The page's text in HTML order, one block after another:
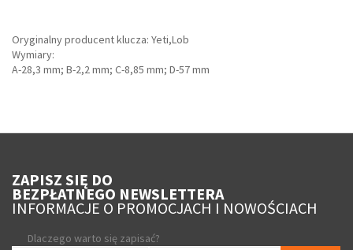
Oryginalny producent klucza: Yeti,Lob
Wymiary:
A-28,3 mm; B-2,2 mm; C-8,85 mm; D-57 mm
ZAPISZ SIĘ DO
BEZPŁATNEGO NEWSLETTERA
INFORMACJE O PROMOCJACH I NOWOŚCIACH
Dlaczego warto się zapisać?